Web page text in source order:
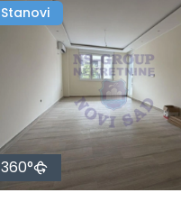
Stanovi
360°